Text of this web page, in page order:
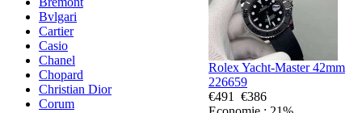
Bvlgari
Cartier
Casio
Chanel
Chopard
Christian Dior
Corum
Rolex Yacht-Master 42mm
226659
€491
€386